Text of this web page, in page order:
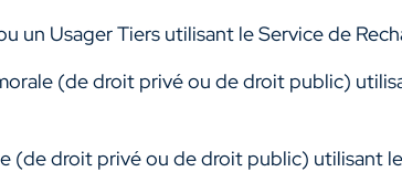
Usager Tiers utilisant le Service de
(de droit privé ou de droit public)
droit privé ou de droit public) utilisant